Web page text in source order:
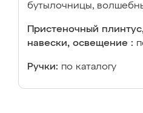
бутылочницы,
Пристеночный
навески, освещение :
Ручки: по каталогу